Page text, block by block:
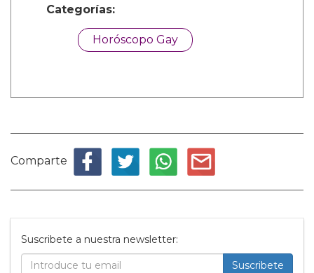
Categorías:
Horóscopo Gay
Comparte
Suscribete a nuestra newsletter:
Suscribete